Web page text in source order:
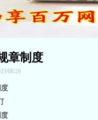
章制度
08/29